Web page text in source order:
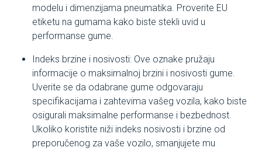
modelu i dimenzijama pneumatika. Proverite EU
etiketu na gumama kako biste stekli uvid u
performanse gume.
Indeks brzine i nosivosti: Ove oznake pružaju
informacije o maksimalnoj brzini i nosivosti gume.
Uverite se da odabrane gume odgovaraju
specifikacijama i zahtevima vašeg vozila, kako biste
osigurali maksimalne performanse i bezbednost.
Ukoliko koristite niži indeks nosivosti i brzine od
preporučenog za vaše vozilo, smanjujete mu